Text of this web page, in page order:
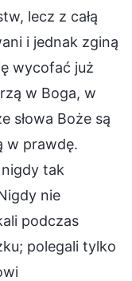
lecz z całą
i jednak zginą
wycofać już
w Boga, w
słowa Boże są
w prawdę.
tak
nie
podczas
polegali tylko